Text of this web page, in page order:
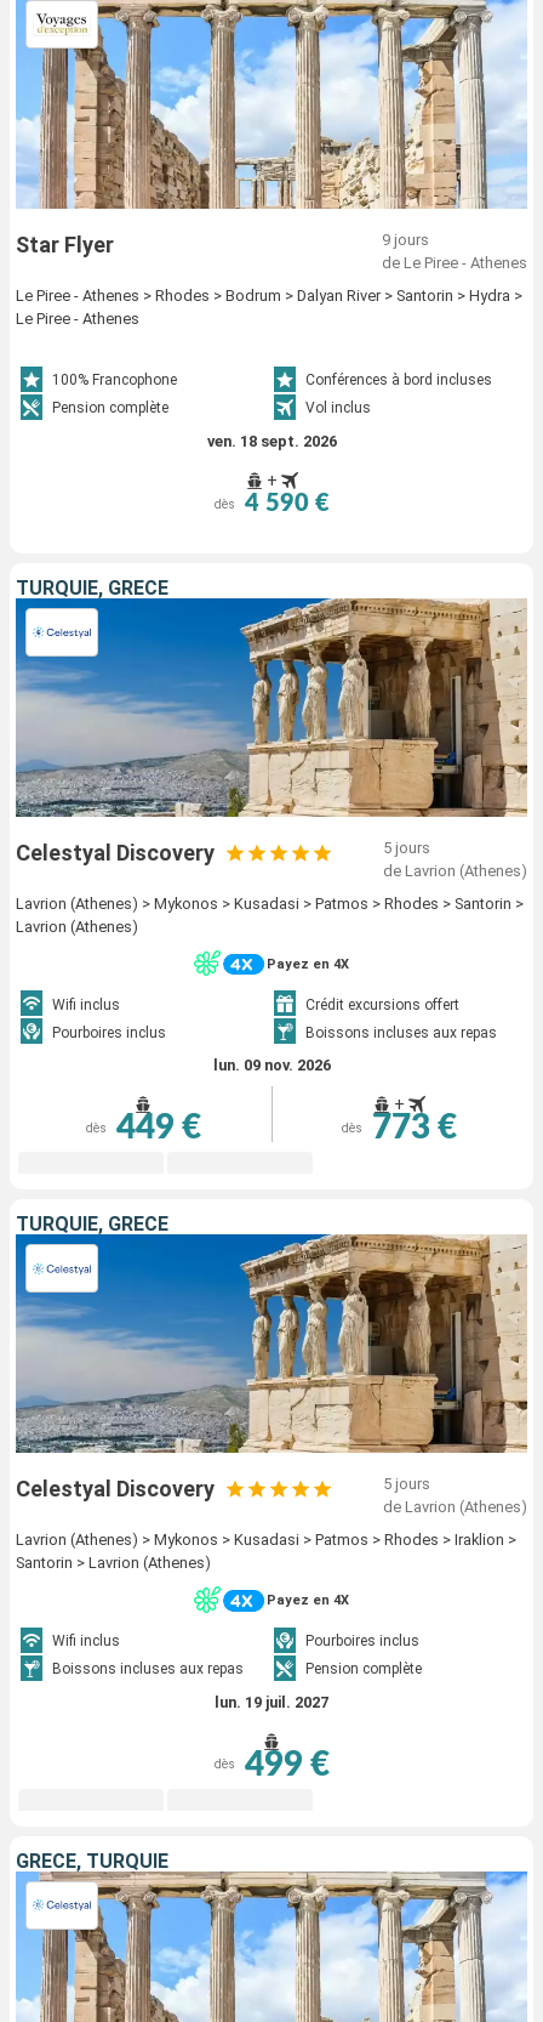
Star Flyer
9 jours
de Le Piree - Athenes
Le Piree - Athenes > Rhodes > Bodrum > Dalyan River > Santorin > Hydra >
Le Piree - Athenes
100% Francophone
Conférences à bord incluses
Pension complète
Vol inclus
ven. 18 sept. 2026
+
dès 4 590 €
TURQUIE, GRÈCE
Celestyal Discovery
5 jours
de Lavrion (Athenes)
Lavrion (Athenes) > Mykonos > Kusadasi > Patmos > Rhodes > Santorin >
Lavrion (Athenes)
Payez en 4X
Wifi inclus
Crédit excursions offert
Pourboires inclus
Boissons incluses aux repas
lun. 09 nov. 2026
dès 449 €
+
dès 773 €
TURQUIE, GRÈCE
Celestyal Discovery
5 jours
de Lavrion (Athenes)
Lavrion (Athenes) > Mykonos > Kusadasi > Patmos > Rhodes > Iraklion >
Santorin > Lavrion (Athenes)
Payez en 4X
Wifi inclus
Pourboires inclus
Boissons incluses aux repas
Pension complète
lun. 19 juil. 2027
dès 499 €
GRÈCE, TURQUIE